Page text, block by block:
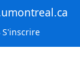
S'inscrire